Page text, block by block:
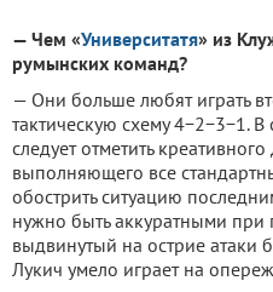
— Чем «Университатя» из
румынских команд?
— Они больше любят играть
тактическую схему 4−2−3−1.
следует отметить
выполняющего все
обострить ситуацию
нужно быть аккуратными при
выдвинутый на острие атаки
Лукич умело играет на